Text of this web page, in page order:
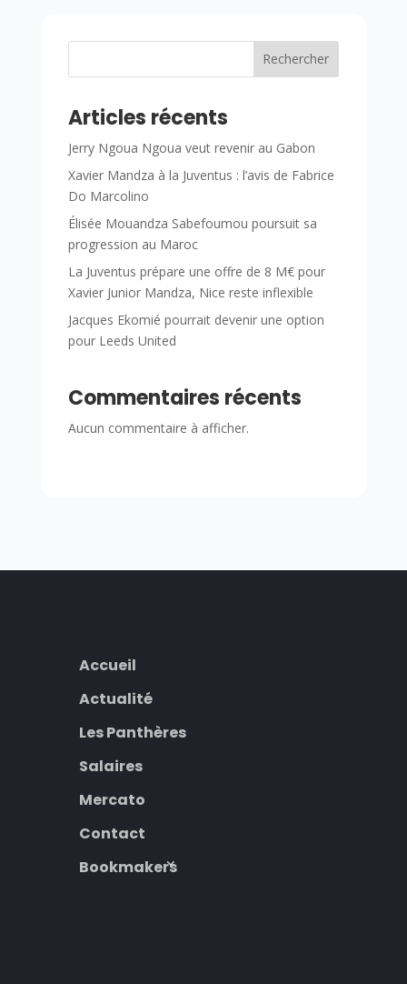
Rechercher
Articles récents
Jerry Ngoua Ngoua veut revenir au Gabon
Xavier Mandza à la Juventus : l’avis de Fabrice
Do Marcolino
Élisée Mouandza Sabefoumou poursuit sa
progression au Maroc
La Juventus prépare une offre de 8 M€ pour
Xavier Junior Mandza, Nice reste inflexible
Jacques Ekomié pourrait devenir une option
pour Leeds United
Commentaires récents
Aucun commentaire à afficher.
Accueil
Actualité
Les Panthères
Salaires
Mercato
Contact
Bookmakers